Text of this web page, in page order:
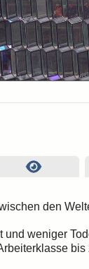
den
und weniger
bis